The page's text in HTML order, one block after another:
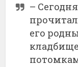
–
его